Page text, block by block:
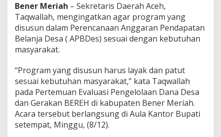
u
t
u
a
a
s
y
a
r
a
k
a
Bener Meriah – Sekretaris Daerah Aceh,
Taqwallah, mengingatkan agar program yang
disusun dalam Perencanaan Anggaran Pendapatan
Belanja Desa ( APBDes) sesuai dengan kebutuhan
masyarakat.
“Program yang disusun harus layak dan patut
sesuai kebutuhan masyarakat,” kata Taqwallah
pada Pertemuan Evaluasi Pengelolaan Dana Desa
dan Gerakan BEREH di kabupaten Bener Meriah.
Acara tersebut berlangsung di Aula Kantor Bupati
setempat, Minggu, (8/12).